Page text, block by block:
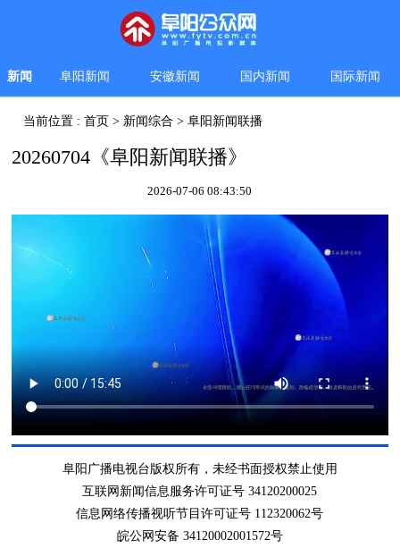
新闻 阜阳新闻 安徽新闻 国内新闻 国际新闻
当前位置 :首页 > 新闻综合 >阜阳新闻联播
20260704《阜阳新闻联播》
2026-07-06 08:43:50
阜阳广播电视台版权所有，未经书面授权禁止使用
互联网新闻信息服务许可证号 34120200025
信息网络传播视听节目许可证号 112320062号
皖公网安备 34120002001572号